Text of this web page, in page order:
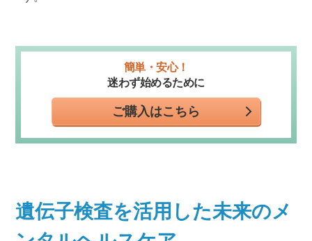
簡単・安心！
迷わず始めるために
ご購入はこちら
遺伝子検査を活用した未来のメ